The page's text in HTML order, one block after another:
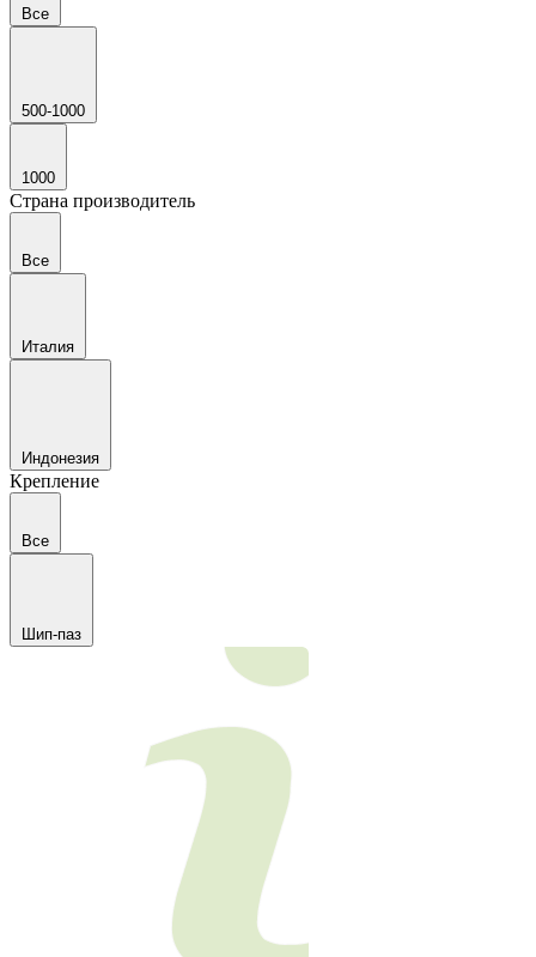
Все
500-1000
1000
Страна производитель
Все
Италия
Индонезия
Крепление
Все
Шип-паз